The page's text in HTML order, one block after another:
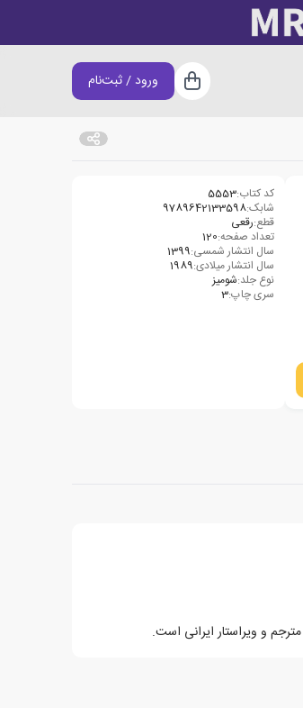
سبد خرید
ورود / ثبت‌نام
کد کتاب:5553
شابک:9789642133598
قطع:رقعی
تعداد صفحه:120
سال انتشار شمسی:1399
سال انتشار میلادی:1989
نوع جلد:شومیز
سری چاپ:3